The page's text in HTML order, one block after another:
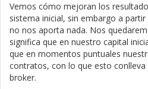
Vemos cómo mejoran los
sistema inicial, sin embargo a
no nos aporta nada. Nos
significa que en nuestro capital
que en momentos puntuales
contratos, con lo que esto conlleva
broker.